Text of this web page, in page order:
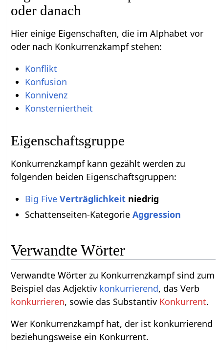
oder danach
Hier einige Eigenschaften, die im Alphabet vor
oder nach Konkurrenzkampf stehen:
Konflikt
Konfusion
Konnivenz
Konsterniertheit
Eigenschaftsgruppe
Konkurrenzkampf kann gezählt werden zu
folgenden beiden Eigenschaftsgruppen:
Big Five Verträglichkeitniedrig
Schattenseiten-Kategorie Aggression
Verwandte Wörter
Verwandte Wörter zu Konkurrenzkampf sind zum
Beispiel das Adjektiv konkurrierend, das Verb
konkurrieren, sowie das Substantiv Konkurrent.
Wer Konkurrenzkampf hat, der ist konkurrierend
beziehungsweise ein Konkurrent.